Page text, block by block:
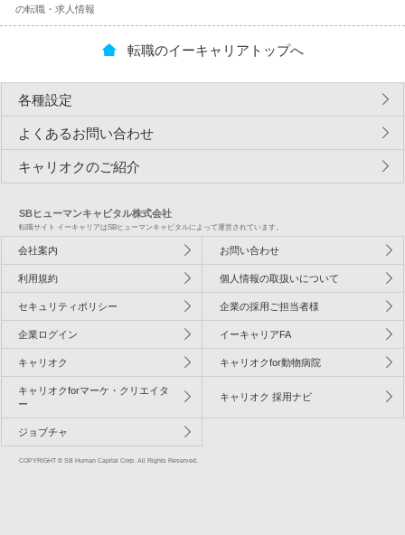
の転職・求人情報
転職のイーキャリアトップへ
各種設定
よくあるお問い合わせ
キャリオクのご紹介
SBヒューマンキャピタル株式会社
転職サイト イーキャリアはSBヒューマンキャピタルによって運営されています。
会社案内 お問い合わせ
利用規約 個人情報の取扱いについて
セキュリティポリシー 企業の採用ご担当者様
企業ログイン イーキャリアFA
キャリオク キャリオクfor動物病院
キャリオクforマーケ・クリエイタ
ー
キャリオク 採用ナビ
ジョブチャ
COPYRIGHT © SB Human Capital Corp. All Rights Reserved.